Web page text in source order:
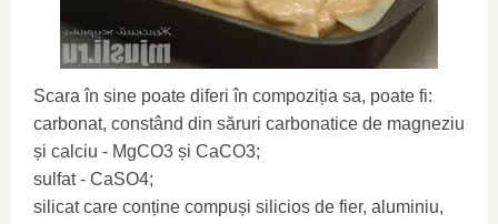
Scara în sine poate diferi în compoziția sa, poate fi:
carbonat, constând din săruri carbonatice de magneziu
și calciu - MgCO3 și CaCO3;
sulfat - CaSO4;
silicat care conține compuși silicios de fier, aluminiu,